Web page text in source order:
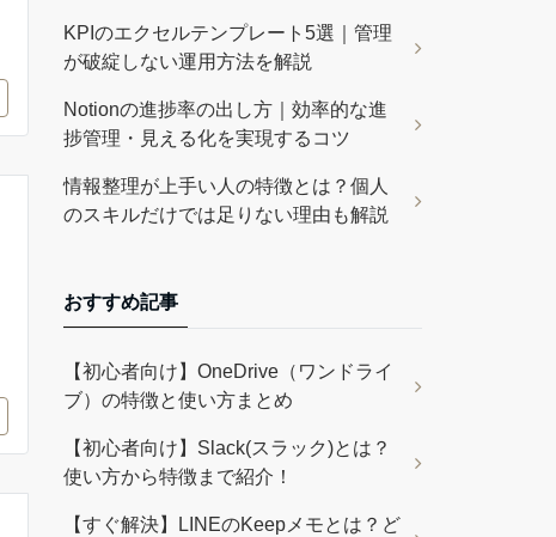
KPIのエクセルテンプレート5選｜管理
が破綻しない運用方法を解説
Notionの進捗率の出し方｜効率的な進
捗管理・見える化を実現するコツ
情報整理が上手い人の特徴とは？個人
のスキルだけでは足りない理由も解説
おすすめ記事
【初心者向け】OneDrive（ワンドライ
ブ）の特徴と使い方まとめ
【初心者向け】Slack(スラック)とは？
使い方から特徴まで紹介！
【すぐ解決】LINEのKeepメモとは？ど